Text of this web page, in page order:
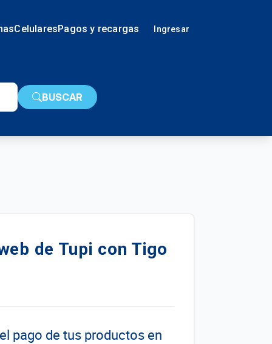
CelularesPagos y recargas Ingresar
BUSCAR
de Tupi con Tigo
pago de tus productos en